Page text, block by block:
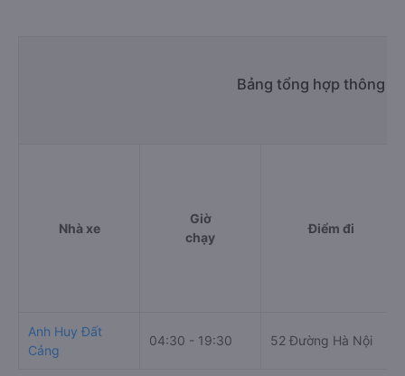
Bảng tổng hợp thông
Nhà xe
Giờ
chạy
Điểm đi
Anh Huy Đất
Cảng
04:30 - 19:30 52 Đường Hà Nội